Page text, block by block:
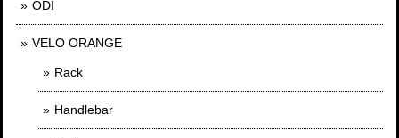
ODI
VELO ORANGE
Rack
Handlebar